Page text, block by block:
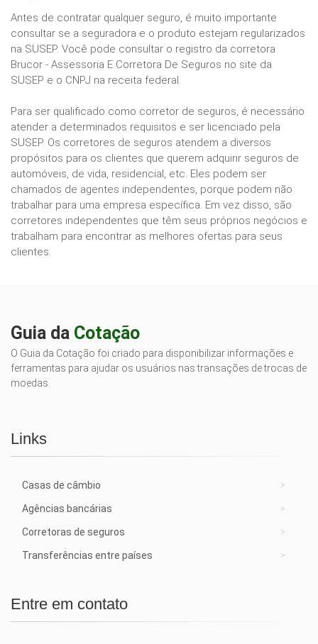
Antes de contratar qualquer seguro, é muito importante
consultar se a seguradora e o produto estejam regularizados
na SUSEP. Você pode consultar o registro da corretora
Brucor - Assessoria E Corretora De Seguros no site da
SUSEP e o CNPJ na receita federal.
Para ser qualificado como corretor de seguros, é necessário
atender a determinados requisitos e ser licenciado pela
SUSEP. Os corretores de seguros atendem a diversos
propósitos para os clientes que querem adquirir seguros de
automóveis, de vida, residencial, etc. Eles podem ser
chamados de agentes independentes, porque podem não
trabalhar para uma empresa específica. Em vez disso, são
corretores independentes que têm seus próprios negócios e
trabalham para encontrar as melhores ofertas para seus
clientes.
Guia da Cotação
O Guia da Cotação foi criado para disponibilizar informações e
ferramentas para ajudar os usuários nas transações de trocas de
moedas.
Links
Casas de câmbio
Agências bancárias
Corretoras de seguros
Transferências entre países
Entre em contato